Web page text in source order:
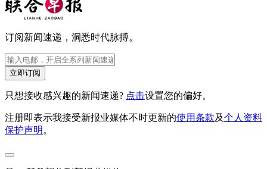
订阅新闻速递，洞悉时代脉搏。
立即订阅
只想接收感兴趣的新闻速递? 点击设置您的偏好。
注册即表示我接受新报业媒体不时更新的使用条款及个人资料
保护声明 。